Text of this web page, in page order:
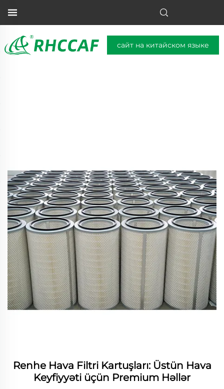
сайт на китайском языке
Renhe Hava Filtri Kartuşları: Üstün Hava
Keyfiyyəti üçün Premium Həllər